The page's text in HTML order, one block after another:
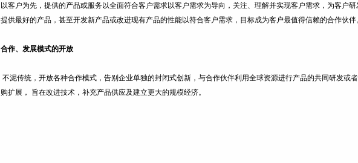
以客户为先，提供的产品或服务以全面符合客户需求以客户需求为导向，关注、理解并实现客户需求，为客户研
提供最好的产品，甚至开发新产品或改进现有产品的性能以符合客户需求，目标成为客户最值得信赖的合作伙伴
合作、发展模式的开放
不泥传统，开放各种合作模式，告别企业单独的封闭式创新，与合作伙伴利用全球资源进行产品的共同研发或
购扩展， 旨在改进技术，补充产品供应及建立更大的规模经济。